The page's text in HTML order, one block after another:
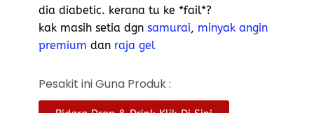
dia diabetic. kerana tu ke *fail*?
kak masih setia dgn samurai, minyak angin
premium dan raja gel
Pesakit ini Guna Produk :